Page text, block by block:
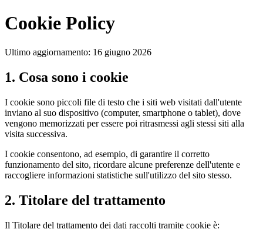
Cookie Policy
Ultimo aggiornamento: 16 giugno 2026
1. Cosa sono i cookie
I cookie sono piccoli file di testo che i siti web visitati dall'utente
inviano al suo dispositivo (computer, smartphone o tablet), dove
vengono memorizzati per essere poi ritrasmessi agli stessi siti alla
visita successiva.
I cookie consentono, ad esempio, di garantire il corretto
funzionamento del sito, ricordare alcune preferenze dell'utente e
raccogliere informazioni statistiche sull'utilizzo del sito stesso.
2. Titolare del trattamento
Il Titolare del trattamento dei dati raccolti tramite cookie è: